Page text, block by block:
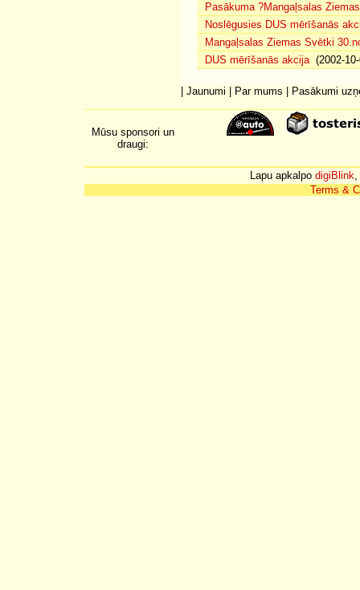
Pasākuma ?Mangaļsalas
Noslēgusies DUS mērīšanās
Mangaļsalas Ziemas Svētki
DUS mērīšanās akcija(2002-10-
Jaunumi Par mums Pasākumi
Mūsu sponsori un
draugi:
Lapu apkalpo digiBlink,
Terms &